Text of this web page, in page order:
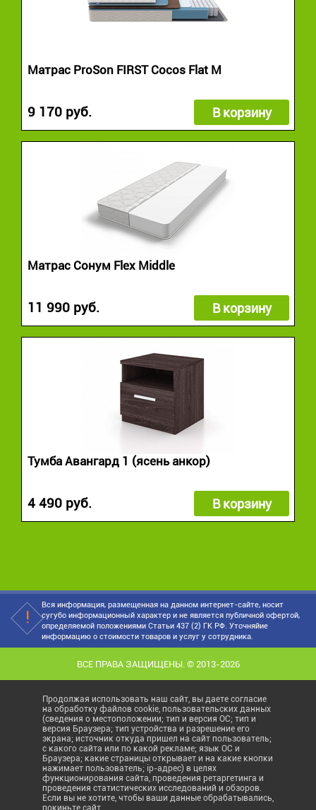
Матрас ProSon FIRST Cocos Flat M
9 170 руб. В корзину
Матрас Сонум Flex Middle
11 990 руб. В корзину
Тумба Авангард 1 (ясень анкор)
4 490 руб. В корзину
Вся информация, размещенная на данном интернет-сайте, носит
сугубо информационный характер и не является публичной офертой,
определяемой положениями Статьи 437 (2) ГК РФ. Уточняйие
информацию о стоимости товаров и услуг у сотрудника.
ВСЕ ПРАВА ЗАЩИЩЕНЫ. © 2013-2026
Продолжая использовать наш сайт, вы даете согласие
на обработку файлов cookie, пользовательских данных
(сведения о местоположении; тип и версия ОС; тип и
версия Браузера; тип устройства и разрешение его
экрана; источник откуда пришел на сайт пользователь;
с какого сайта или по какой рекламе; язык ОС и
Браузера; какие страницы открывает и на какие кнопки
нажимает пользователь; ip-адрес) в целях
функционирования сайта, проведения ретаргетинга и
проведения статистических исследований и обзоров.
Если вы не хотите, чтобы ваши данные обрабатывались,